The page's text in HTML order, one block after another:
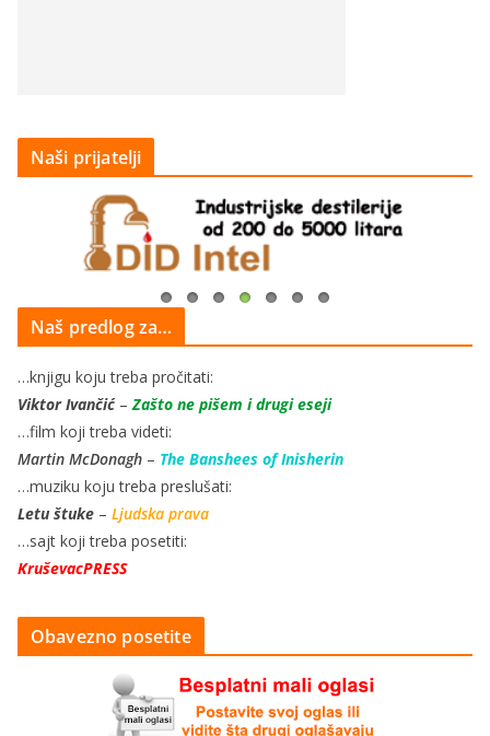
Naši prijatelji
Naš predlog za…
…knjigu koju treba pročitati:
Viktor Ivančić– Zašto ne pišem i drugi eseji
…film koji treba videti:
Martin McDonagh – The Banshees of Inisherin
…muziku koju treba preslušati:
Letu štuke – Ljudska prava
…sajt koji treba posetiti:
KruševacPRESS
Obavezno posetite